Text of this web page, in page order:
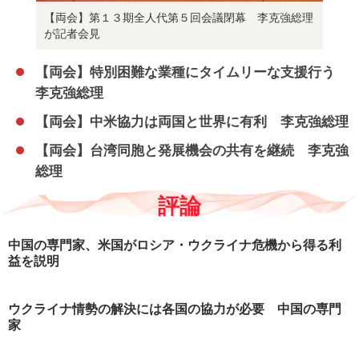
【両会】第１３期全人代第５回会議閉幕 李克強総理
が記者会見
【両会】特別困難な業種にタイムリーな支援行う
李克強総理
【両会】中米協力は両国と世界に有利 李克強総理
【両会】台湾同胞と発展機会の共有を継続 李克強
総理
評論
中国の専門家、米国がロシア・ウクライナ危機から得る利
益を説明
ウクライナ情勢の解決には各国の協力が必要 中国の専門
家